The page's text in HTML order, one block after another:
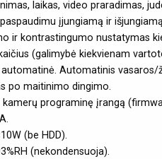
laikas, video praradimas,
įjungiamą ir
ir kontrastingumo nustatymas
(galimybė kiekvienam
automatinė. Automatinis
po maitinimo dingimo.
kamerų programinę įrangą
(be HDD).
(nekondensuoja).